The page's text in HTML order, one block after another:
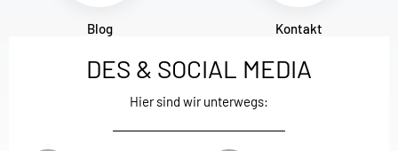
Blog Kontakt
DES & SOCIAL MEDIA
Hier sind wir unterwegs: